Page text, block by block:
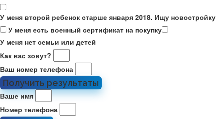
У меня второй ребенок старше января 2018. Ищу новостройку
У меня есть военный сертификат на покупку
У меня нет семьи или детей
Как вас зовут?
Ваш номер телефона
Получить результаты
Ваше имя
Номер телефона